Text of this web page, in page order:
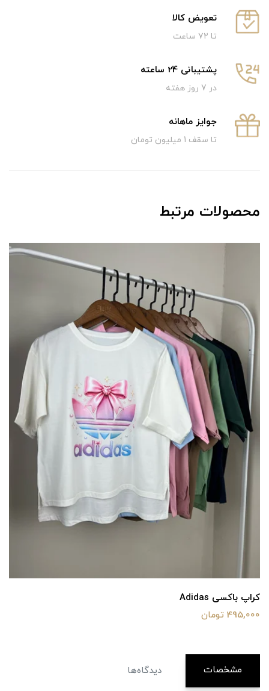
تعویض کالا
تا ۷۲ ساعت
پشتیبانی 24 ساعته
در 7 روز هفته
جوایز ماهانه
تا سقف 1 میلیون تومان
محصولات مرتبط
کراپ باکسی Adidas
495,000 تومان
مشخصات دیدگاه‌ها